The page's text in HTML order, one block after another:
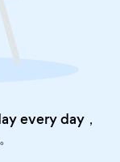
every day，